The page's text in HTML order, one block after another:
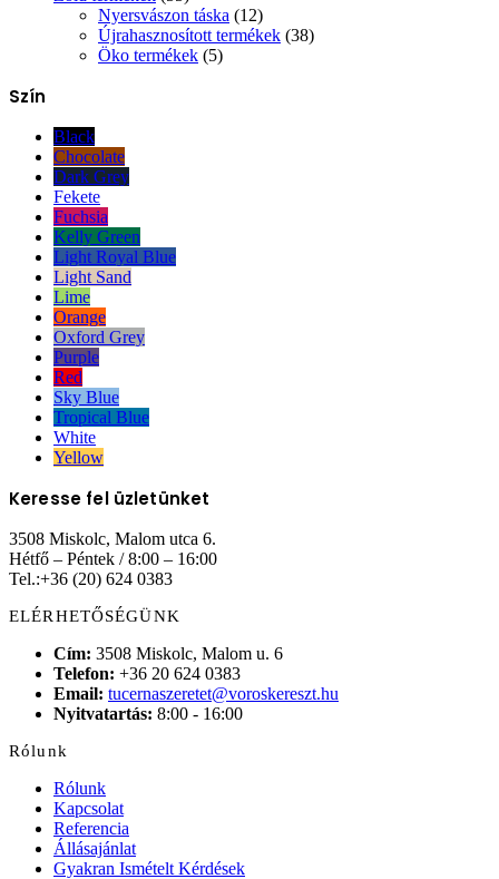
Nyersvászon táska (12)
Újrahasznosított termékek (38)
Öko termékek (5)
Szín
Black
Chocolate
Dark Grey
Fekete
Fuchsia
Kelly Green
Light Royal Blue
Light Sand
Lime
Orange
Oxford Grey
Purple
Red
Sky Blue
Tropical Blue
White
Yellow
Keresse fel üzletünket
3508 Miskolc, Malom utca 6.
Hétfő – Péntek / 8:00 – 16:00
Tel.:+36 (20) 624 0383
ELÉRHETŐSÉGÜNK
Cím: 3508 Miskolc, Malom u. 6
Telefon: +36 20 624 0383
Email: tucernaszeretet@voroskereszt.hu
Nyitvatartás: 8:00 - 16:00
Rólunk
Rólunk
Kapcsolat
Referencia
Állásajánlat
Gyakran Ismételt Kérdések